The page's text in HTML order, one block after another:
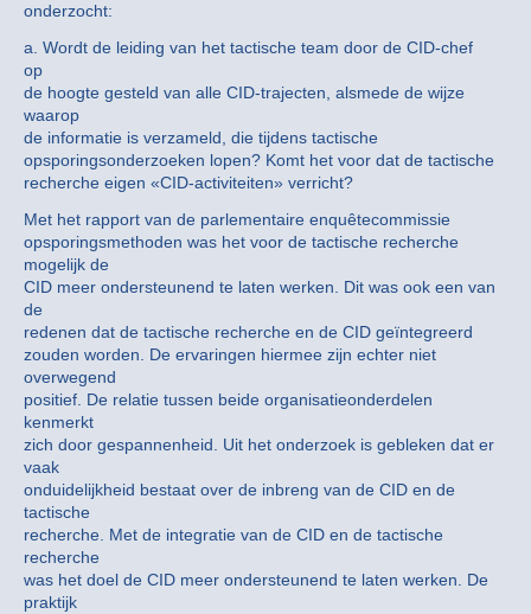
onderzocht:
a. Wordt de leiding van het tactische team door de CID-chef
op
de hoogte gesteld van alle CID-trajecten, alsmede de wijze
waarop
de informatie is verzameld, die tijdens tactische
opsporingsonderzoeken lopen? Komt het voor dat de tactische
recherche eigen «CID-activiteiten» verricht?
Met het rapport van de parlementaire enquêtecommissie
opsporingsmethoden was het voor de tactische recherche
mogelijk de
CID meer ondersteunend te laten werken. Dit was ook een van
de
redenen dat de tactische recherche en de CID geïntegreerd
zouden worden. De ervaringen hiermee zijn echter niet
overwegend
positief. De relatie tussen beide organisatieonderdelen
kenmerkt
zich door gespannenheid. Uit het onderzoek is gebleken dat er
vaak
onduidelijkheid bestaat over de inbreng van de CID en de
tactische
recherche. Met de integratie van de CID en de tactische
recherche
was het doel de CID meer ondersteunend te laten werken. De
praktijk